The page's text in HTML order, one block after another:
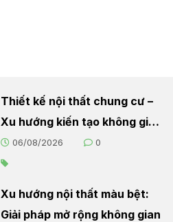
Thiết kế nội thất chung cư –
Xu hướng kiến tạo không gian
sống hiện đại
06/08/2026 0
Xu hướng nội thất màu bệt:
Giải pháp mở rộng không gian